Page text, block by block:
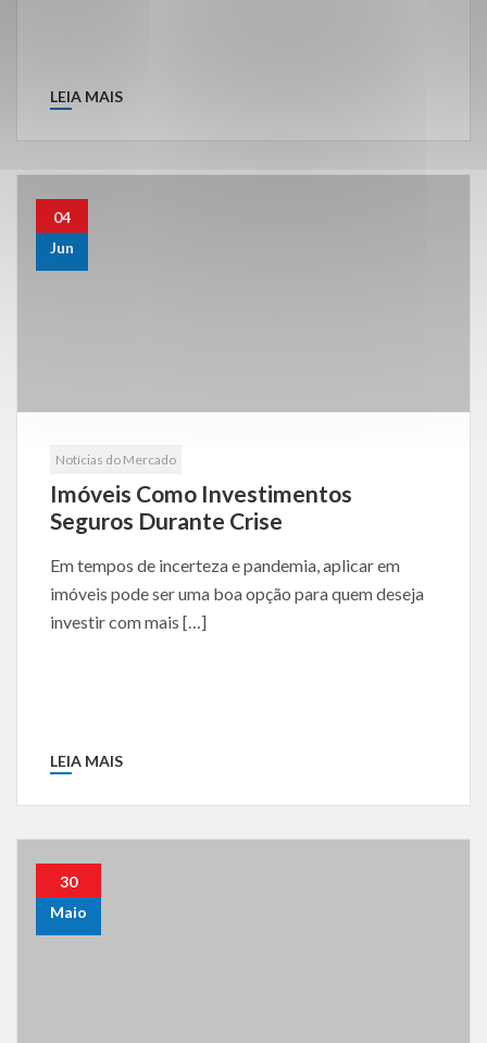
LEIA MAIS
04
Jun
Notícias do Mercado
Imóveis Como Investimentos
Seguros Durante Crise
Em tempos de incerteza e pandemia, aplicar em
imóveis pode ser uma boa opção para quem deseja
investir com mais […]
LEIA MAIS
30
Maio